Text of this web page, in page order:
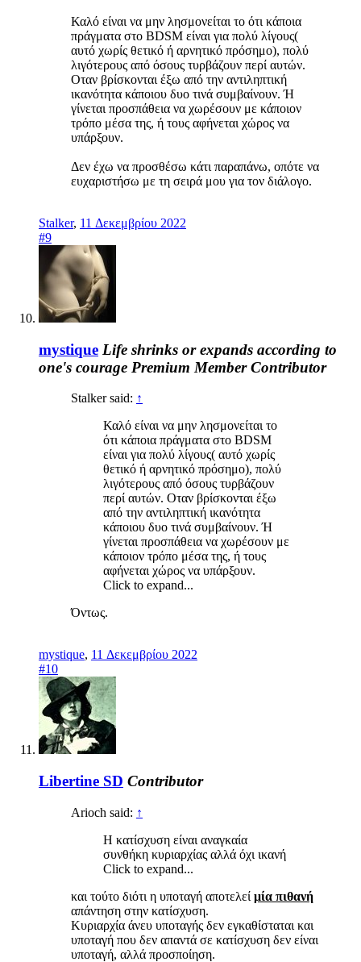
Καλό είναι να μην λησμονείται το ότι κάποια
πράγματα στο BDSM είναι για πολύ λίγους(
αυτό χωρίς θετικό ή αρνητικό πρόσημο), πολύ
λιγότερους από όσους τυρβάζουν περί αυτών.
Οταν βρίσκονται έξω από την αντιληπτική
ικανότητα κάποιου δυο τινά συμβαίνουν. Ή
γίνεται προσπάθεια να χωρέσουν με κάποιον
τρόπο μέσα της, ή τους αφήνεται χώρος να
υπάρξουν.
Δεν έχω να προσθέσω κάτι παραπάνω, οπότε να
ευχαριστήσω με τη σειρά μου για τον διάλογο.
Stalker, 11 Δεκεμβρίου 2022
#9
mystique Life shrinks or expands according to
one's courage Premium Member Contributor
Stalker said: ↑
Καλό είναι να μην λησμονείται το
ότι κάποια πράγματα στο BDSM
είναι για πολύ λίγους( αυτό χωρίς
θετικό ή αρνητικό πρόσημο), πολύ
λιγότερους από όσους τυρβάζουν
περί αυτών. Οταν βρίσκονται έξω
από την αντιληπτική ικανότητα
κάποιου δυο τινά συμβαίνουν. Ή
γίνεται προσπάθεια να χωρέσουν με
κάποιον τρόπο μέσα της, ή τους
αφήνεται χώρος να υπάρξουν.
Click to expand...
Όντως.
mystique, 11 Δεκεμβρίου 2022
#10
Libertine SD Contributor
Arioch said: ↑
Η κατίσχυση είναι αναγκαία
συνθήκη κυριαρχίας αλλά όχι ικανή
Click to expand...
και τούτο διότι η υποταγή αποτελεί μία πιθανή
απάντηση στην κατίσχυση.
Κυριαρχία άνευ υποταγής δεν εγκαθίσταται και
υποταγή που δεν απαντά σε κατίσχυση δεν είναι
υποταγή, αλλά προσποίηση.